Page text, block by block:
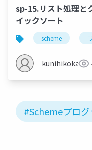
sp-15.リスト処理と
イックソート
scheme
#Schemeプロ